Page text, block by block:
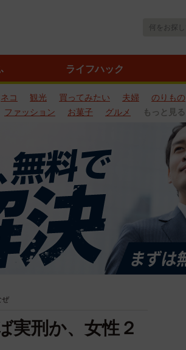
ライフハック
ネコ 観光 買ってみたい 夫婦 のりもの
ファッション お菓子 グルメ もっと見る
ぜ
実刑か、女性２